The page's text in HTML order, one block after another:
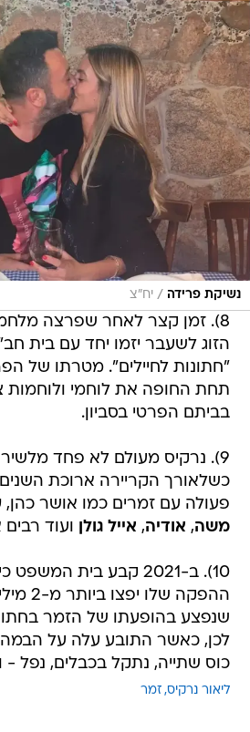
נשיקת פרידה / יח"צ
8). זמן קצר לאחר שפרצה
הזוג לשעבר יזמו יחד עם בית
"חתונות לחיילים". מטרתו של
תחת החופה את לוחמי ולוחמות
בביתם הפרטי בסביון.
9). נרקיס מעולם לא פחד
כשלאורך הקריירה ארוכת
פעולה עם זמרים כמו אושר כהן,
משה, אודיה, אייל גולן ועוד
10). ב-2021 קבע בית
ההפקה
שנפצע בהופעתו של הזמר
לכן, כאשר התובע עלה על הבמה
כוס שתייה, נתקל בכבלים, נפל -
ליאור נרקיס זמר